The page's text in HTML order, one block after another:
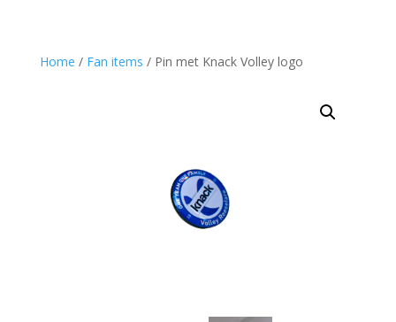
Home / Fan items / Pin met Knack Volley logo